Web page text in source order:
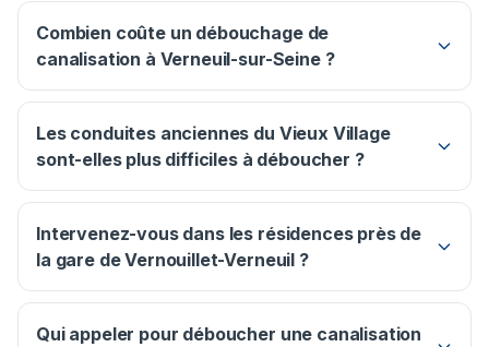
Combien coûte un débouchage de
canalisation à Verneuil-sur-Seine ?
Les conduites anciennes du Vieux Village
sont-elles plus difficiles à déboucher ?
Intervenez-vous dans les résidences près de
la gare de Vernouillet-Verneuil ?
Qui appeler pour déboucher une canalisation